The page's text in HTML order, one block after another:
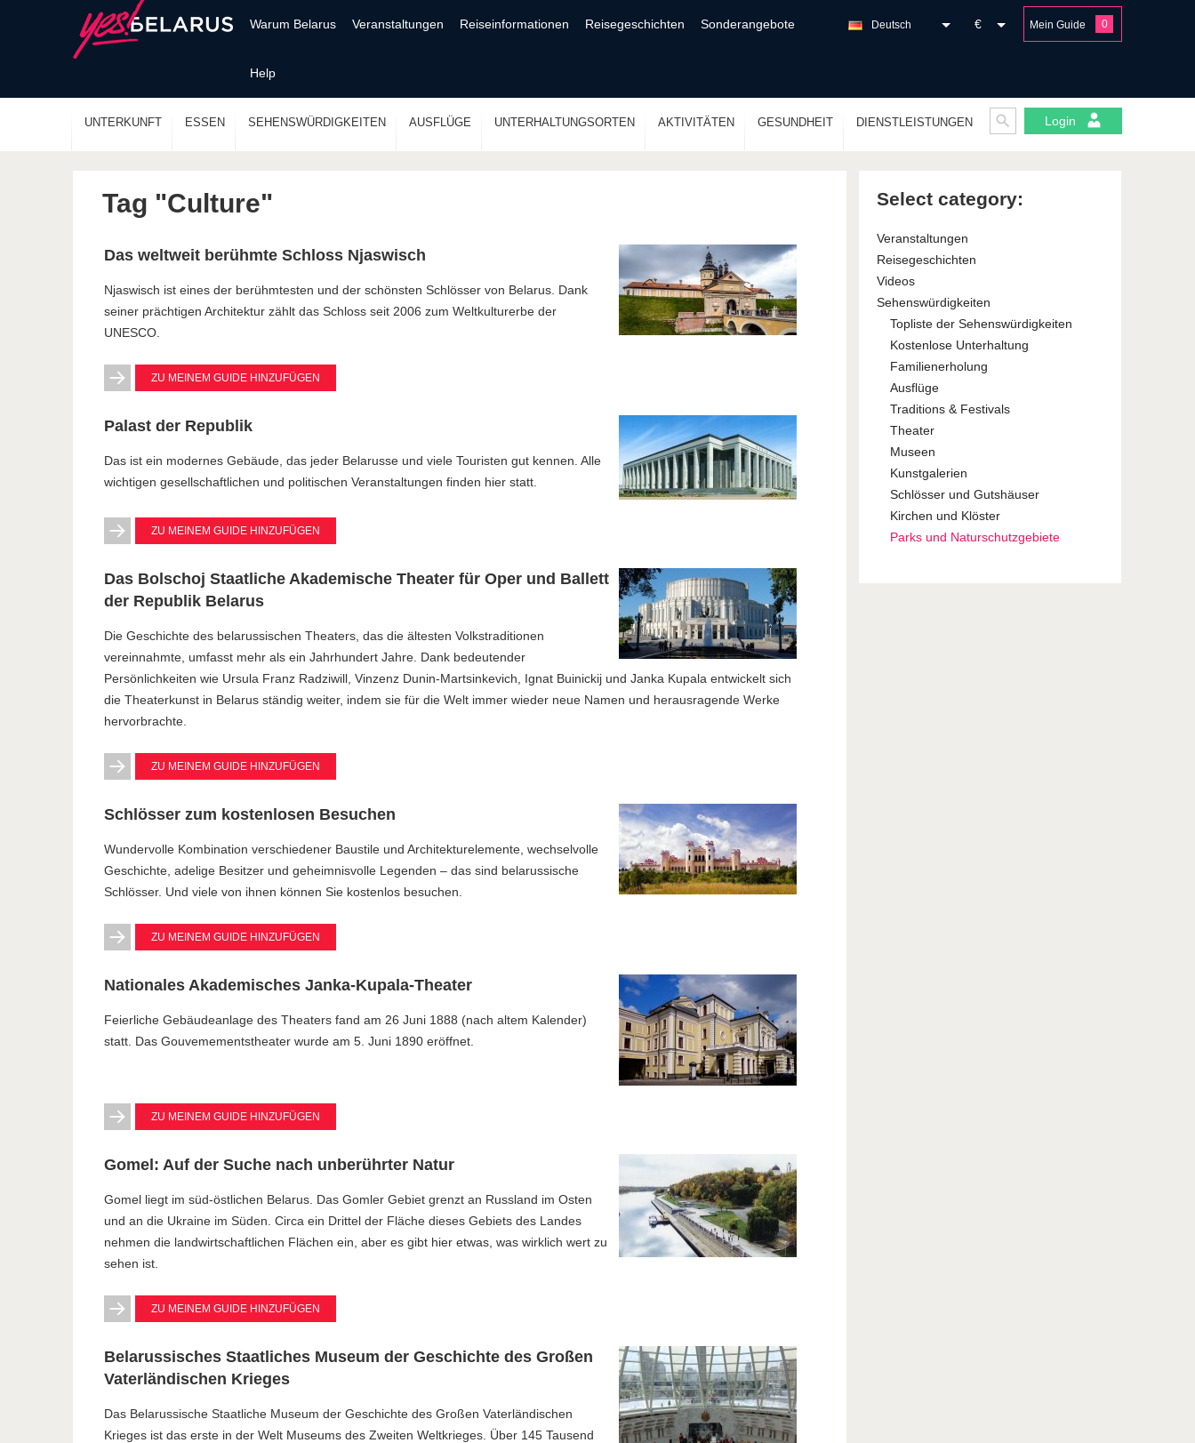
Warum Belarus Veranstaltungen Reiseinformationen Reisegeschichten Sonderangebote
Help
Mein Guide 0
€
Deutsch
UNTERKUNFT ESSEN SEHENSWÜRDIGKEITEN AUSFLÜGE UNTERHALTUNGSORTEN AKTIVITÄTEN GESUNDHEIT DIENSTLEISTUNGEN Login
Tag "Culture"
Das weltweit berühmte Schloss Njaswisch
Njaswisch ist eines der berühmtesten und der schönsten Schlösser von Belarus. Dank
seiner prächtigen Architektur zählt das Schloss seit 2006 zum Weltkulturerbe der
UNESCO.
ZU MEINEM GUIDE HINZUFÜGEN
Palast der Republik
Das ist ein modernes Gebäude, das jeder Belarusse und viele Touristen gut kennen. Alle
wichtigen gesellschaftlichen und politischen Veranstaltungen finden hier statt.
ZU MEINEM GUIDE HINZUFÜGEN
Das Bolschoj Staatliche Akademische Theater für Oper und Ballett
der Republik Belarus
Die Geschichte des belarussischen Theaters, das die ältesten Volkstraditionen
vereinnahmte, umfasst mehr als ein Jahrhundert Jahre. Dank bedeutender
Persönlichkeiten wie Ursula Franz Radziwill, Vinzenz Dunin-Martsinkevich, Ignat Buinickij und Janka Kupala entwickelt sich
die Theaterkunst in Belarus ständig weiter, indem sie für die Welt immer wieder neue Namen und herausragende Werke
hervorbrachte.
ZU MEINEM GUIDE HINZUFÜGEN
Schlösser zum kostenlosen Besuchen
Wundervolle Kombination verschiedener Baustile und Architekturelemente, wechselvolle
Geschichte, adelige Besitzer und geheimnisvolle Legenden – das sind belarussische
Schlösser. Und viele von ihnen können Sie kostenlos besuchen.
ZU MEINEM GUIDE HINZUFÜGEN
Nationales Akademisches Janka-Kupala-Theater
Feierliche Gebäudeanlage des Theaters fand am 26 Juni 1888 (nach altem Kalender)
statt. Das Gouvemementstheater wurde am 5. Juni 1890 eröffnet.
ZU MEINEM GUIDE HINZUFÜGEN
Gomel: Auf der Suche nach unberührter Natur
Gomel liegt im süd-östlichen Belarus. Das Gomler Gebiet grenzt an Russland im Osten
und an die Ukraine im Süden. Circa ein Drittel der Fläche dieses Gebiets des Landes
nehmen die landwirtschaftlichen Flächen ein, aber es gibt hier etwas, was wirklich wert zu
sehen ist.
ZU MEINEM GUIDE HINZUFÜGEN
Belarussisches Staatliches Museum der Geschichte des Großen
Vaterländischen Krieges
Das Belarussische Staatliche Museum der Geschichte des Großen Vaterländischen
Krieges ist das erste in der Welt Museums des Zweiten Weltkrieges. Über 145 Tausend
Select category:
Veranstaltungen
Reisegeschichten
Videos
Sehenswürdigkeiten
Topliste der Sehenswürdigkeiten
Kostenlose Unterhaltung
Familienerholung
Ausflüge
Traditions & Festivals
Theater
Museen
Kunstgalerien
Schlösser und Gutshäuser
Kirchen und Klöster
Parks und Naturschutzgebiete